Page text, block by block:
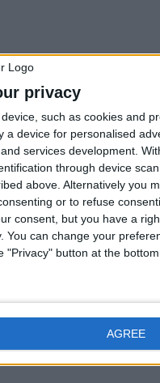
privacy
such as cookies and
device for personalised
services development.
through device
above. Alternatively you
or to refuse
consent, but you have a
You can change your
button at the
AGREE